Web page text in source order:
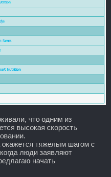
что одним из
высокая скорость
окажется тяжелым шагом с
люди заявляют
начать